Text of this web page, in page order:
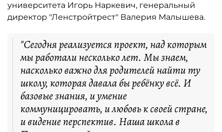
университета Игорь Наркевич, генеральный
директор "Ленстройтрест" Валерия Малышева.
"Сегодня реализуется проект, над которым
мы работали несколько лет. Мы знаем,
насколько важно для родителей найти ту
школу, которая давала бы ребёнку всё. И
базовые знания, и умение
коммуницировать, и любовь к своей стране,
и видение перспектив. Наша школа в